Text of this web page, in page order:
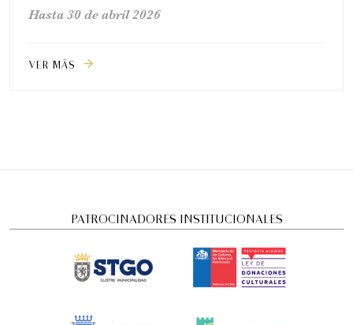
Hasta 30 de abril 2026
VER MÁS arrow_forward
PATROCINADORES INSTITUCIONALES